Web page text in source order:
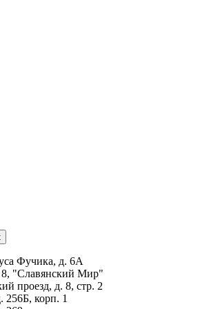
Фучика, д. 6А
"Славянский Мир"
проезд, д. 8, стр. 2
256Б, корп. 1